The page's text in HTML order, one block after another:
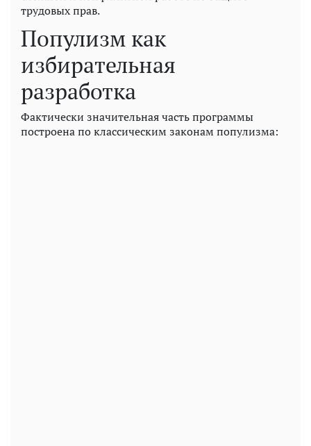
трудовых прав.
Популизм как
избирательная
разработка
Фактически значительная часть программы
построена по классическим законам популизма: